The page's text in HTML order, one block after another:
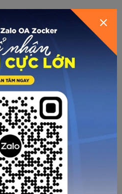
đổ bộ Manda Cons